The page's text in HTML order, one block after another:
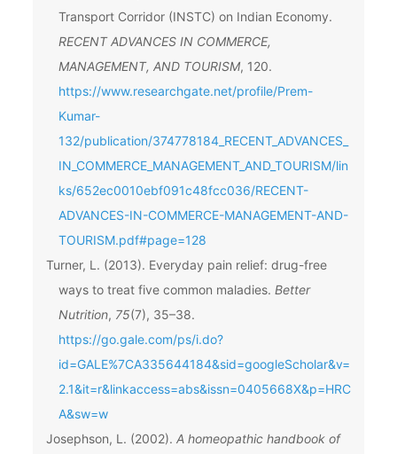
Transport Corridor (INSTC) on Indian Economy.
RECENT ADVANCES IN COMMERCE,
MANAGEMENT, AND TOURISM, 120.
https://www.researchgate.net/profile/Prem-
Kumar-
132/publication/374778184_RECENT_ADVANCES_
IN_COMMERCE_MANAGEMENT_AND_TOURISM/lin
ks/652ec0010ebf091c48fcc036/RECENT-
ADVANCES-IN-COMMERCE-MANAGEMENT-AND-
TOURISM.pdf#page=128
Turner, L. (2013). Everyday pain relief: drug-free
ways to treat five common maladies. Better
Nutrition, 75(7), 35–38.
https://go.gale.com/ps/i.do?
id=GALE%7CA335644184&sid=googleScholar&v=
2.1&it=r&linkaccess=abs&issn=0405668X&p=HRC
A&sw=w
Josephson, L. (2002). A homeopathic handbook of